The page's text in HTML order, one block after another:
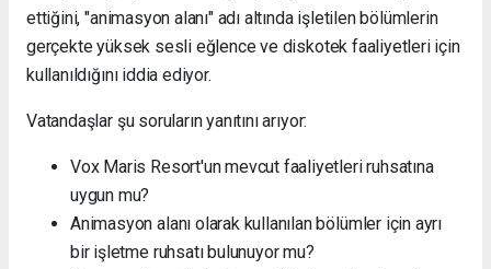
ettiğini, "animasyon alanı" adı altında işletilen bölümlerin
gerçekte yüksek sesli eğlence ve diskotek faaliyetleri için
kullanıldığını iddia ediyor.
Vatandaşlar şu soruların yanıtını arıyor:
Vox Maris Resort'un mevcut faaliyetleri ruhsatına
uygun mu?
Animasyon alanı olarak kullanılan bölümler için ayrı
bir işletme ruhsatı bulunuyor mu?